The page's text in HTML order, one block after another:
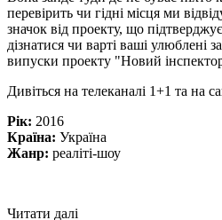
перевірить чи гідні місця ми
значок від проекту, що
дізнатися чи варті ваші улюблені
випуски проекту "Новий
Дивіться на телеканалі 1+1 та на
Рік: 2016
Країна: Україна
Жанр: реаліті-шоу
Читати далі